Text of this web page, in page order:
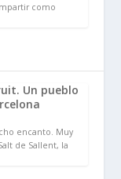
como
Un pueblo
encanto. Muy
de Sallent, la